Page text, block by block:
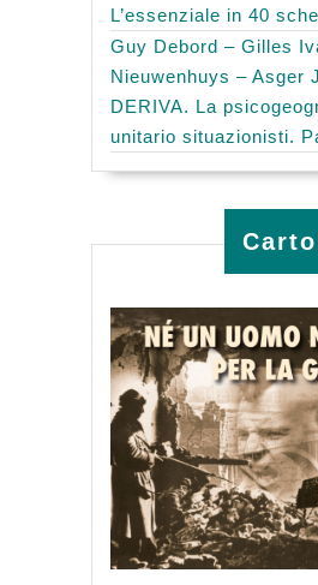
L’essenziale in 40
Guy Debord – Gilles
Nieuwenhuys – Asger
DERIVA. La
unitario situazionisti.